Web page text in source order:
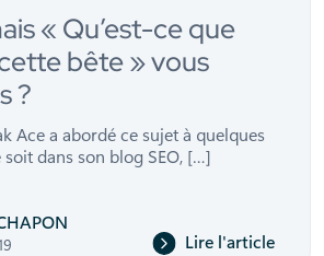
« Qu’est-ce que
bête » vous
?
Ace a abordé ce sujet à quelques
soit dans son blog SEO, […]
Lire l'article